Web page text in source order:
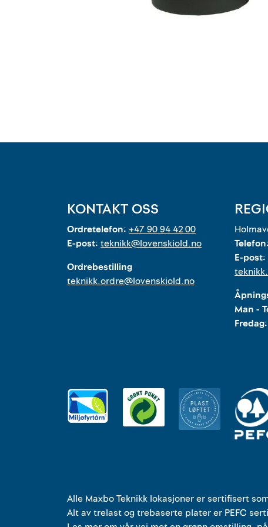
KONTAKT OSS
Ordretelefon: +47 90 94 42 00
E-post: teknikk@lovenskiold.no
Ordrebestilling
teknikk.ordre@lovenskiold.no
Telefon:
E-post:
Man -
Fredag:
Alle Maxbo Teknikk lokasjonerersertifisert
Alt av trelast og trebaserte plater er PEFC